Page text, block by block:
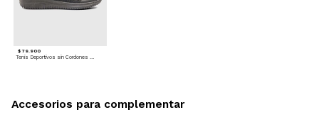
$ 79.900
Tenis Deportivos sin Cordones para hombre
Accesorios para complementar